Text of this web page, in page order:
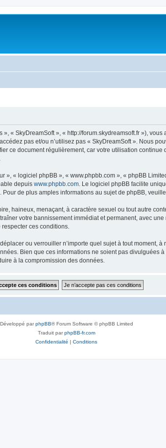
« SkyDreamSoft », « http://forum.skydreamsoft.fr »),
pas et/ou n’utilisez pas « SkyDreamSoft ». Nous
ce document régulièrement, car votre utilisation
», « logiciel phpBB », « www.phpbb.com », « phpBB
depuis www.phpbb.com. Le logiciel phpBB facilite
de plus amples informations au sujet de phpBB,
haineux, menaçant, à caractère sexuel ou tout autre
votre bannissement immédiat et permanent, avec
respecter ces conditions.
ou verrouiller n’importe quel sujet à tout moment,
Bien que ces informations ne soient pas divulguées
à la compromission des données.
Développé parphpBB® Forum Software © phpBB Limited
Traduit parphpBB-fr.com
Confidentialité | Conditions